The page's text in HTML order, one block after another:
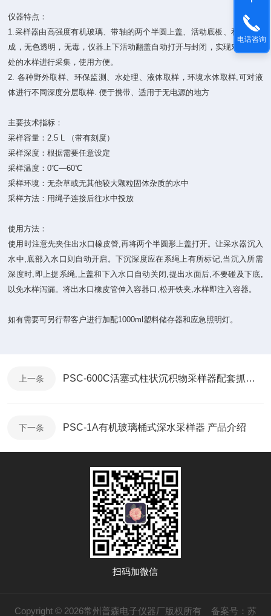
仪器特点：
1.采样器由高强度有机玻璃、带轴的两个半圆上盖、活动底板、和铅块组
成，无色透明，无毒，仪器上下活动翻盖自动打开与封闭，实现对所需深
处的水样进行采集，使用方便。
2. 各种野外取样、环保监测、水处理、液体取样，环境水体取样,可对液
体进行不同深度分层取样. 便于携带、适用于无电源的地方
主要技术指标：
采样容量：2.5 L （带有刻度）
采样深度：根据需要任意设定
采样温度：0℃—60℃
采样环境：无杂草或无其他较大颗粒固体杂质的水中
采样方法：用绳子连接后往水中投放
使用方法：
使用时注意先夹住出水口橡皮管,再将两个半圆形上盖打开。让采水器沉入
水中,底部入水口则自动开启。下沉深度应在系绳上有所标记,当沉入所需
深度时,即上提系绳,上盖和下入水口自动关闭,提出水面后,不要碰及下底,
以免水样泻漏。将出水口橡皮管伸入容器口,松开铁夹,水样即注入容器。
如有需要可另行帮客户进行加配1000ml塑料储存器和应急照明灯。
上一条 PSC-600C活塞式柱状沉积物采样器配套抓斗式采泥器使用更方便！
下一条 PSC-1A有机玻璃桶式深水采样器 产品介绍
扫码加微信
Copyright © 2026常州普森电子仪器厂版权所有 备案号：苏
电话咨询